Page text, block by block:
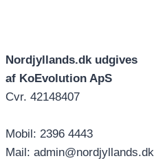
Nordjyllands.dk udgives
af KoEvolution ApS
Cvr. 42148407
Mobil: 2396 4443
Mail: admin@nordjyllands.dk